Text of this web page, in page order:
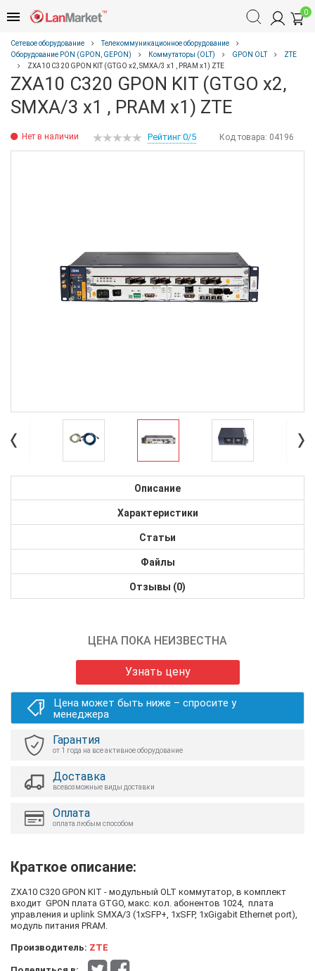
0
Сетевое оборудование
Телекоммуникационное оборудование
Оборудование PON (GPON, GEPON)
Коммутаторы (OLT) GPON OLT
ZTE
ZXA10 C320 GPON KIT (GTGO x2, SMXA/3 x1 , PRAM x1) ZTE
ZXA10 C320 GPON KIT (GTGO x2,
SMXA/3 x1 , PRAM x1) ZTE
Нет в наличии Код товара: 04196
Рейтинг 0/5
Описание
Характеристики
Статьи
Файлы
Отзывы (0)
ЦЕНА ПОКА НЕИЗВЕСТНА
Узнать цену
Цена может быть ниже – спросите у
менеджера
Гарантия
от 1 года на все активное оборудование
Доставка
всевозможные виды доставки
Оплата
оплата любым способом
Краткое описание:
ZXA10 C320 GPON KIT - модульный OLT коммутатор, в комплект
входит GPON плата GTGO, макс. кол. абонентов 1024, плата
управления и uplink SMXA/3 (1xSFP+, 1xSFP, 1xGigabit Ethernet port),
модуль питания PRAM.
Производитель: ZTE